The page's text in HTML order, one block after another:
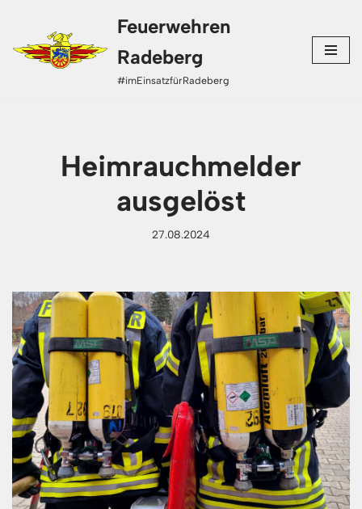
Zum
Inhalt
Feuerwehren
Radeberg
#imEinsatzfürRadeberg
Heimrauchmelder
ausgelöst
27.08.2024